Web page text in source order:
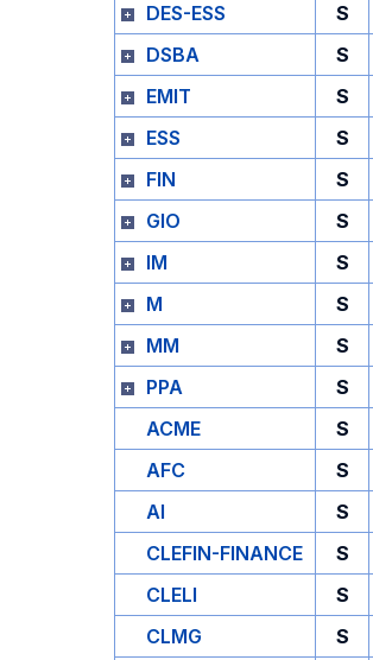
DES-ESS
S
DSBA
S
EMIT
S
ESS
S
FIN
S
GIO
S
IM
S
M
S
MM
S
PPA
S
ACME
S
AFC
S
AI
S
CLEFIN-FINANCE
S
CLELI
S
CLMG
S